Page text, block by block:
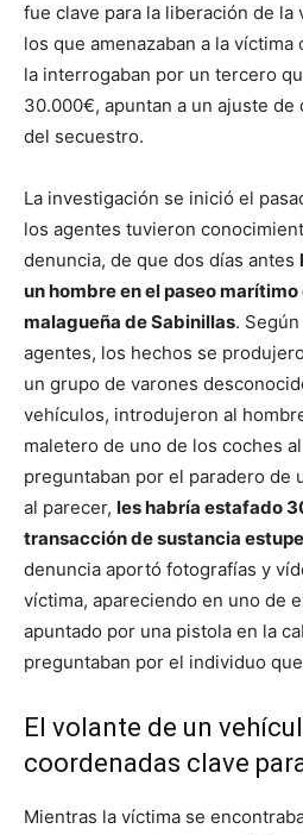
fue clave para la liberación de la
los que amenazaban a la
la interrogaban por un tercero
30.000€, apuntan a un ajuste
del secuestro.
La investigación se inició el
los agentes tuvieron
denuncia, de que dos días antes
un hombre en el paseo
malagueña de Sabinillas.
agentes, los hechos se
un grupo de varones
vehículos, introdujeron al
maletero de uno de los coches
preguntaban por el paradero de
al parecer, les habría estafado
transacción de sustancia
denuncia aportó fotografías y
víctima, apareciendo en uno de
apuntado por una pistola en la
preguntaban por el individuo
El volante de un
coordenadas clave
Mientras la víctima se